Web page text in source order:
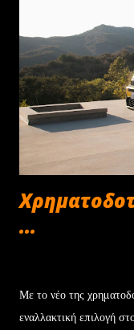
...
Με το νέο της
εναλλακτική επιλογή